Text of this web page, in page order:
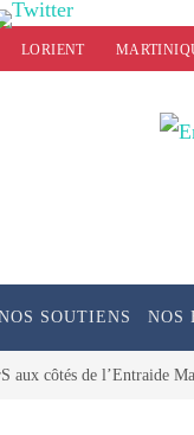
LORIENT
SOUTIENS NOS
aux côtés de l’Entraide